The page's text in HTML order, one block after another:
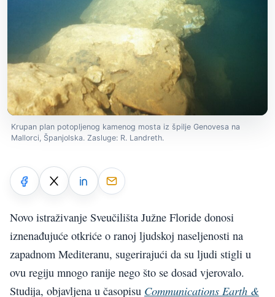
Krupan plan potopljenog kamenog mosta iz špilje Genovesa na
Mallorci, Španjolska. Zasluge: R. Landreth.
Novo istraživanje Sveučilišta Južne Floride donosi
iznenađujuće otkriće o ranoj ljudskoj naseljenosti na
zapadnom Mediteranu, sugerirajući da su ljudi stigli u
ovu regiju mnogo ranije nego što se dosad vjerovalo.
Studija, objavljena u časopisu Communications Earth &